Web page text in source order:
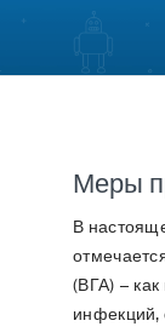
Меры
В
(ВГА) –
инфекций,